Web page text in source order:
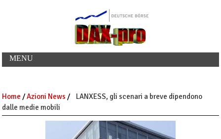
MENU
Home /Azioni News /
LANXESS, gli scenari a breve dipendono
dalle medie mobili